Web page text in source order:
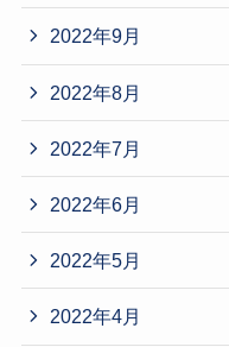
2022年9月
2022年8月
2022年7月
2022年6月
2022年5月
2022年4月